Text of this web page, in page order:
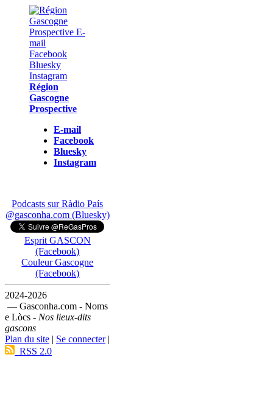
Région
Gascogne
Prospective
E-mail
Facebook
Bluesky
Instagram
Podcasts sur Ràdio País
@gasconha.com (Bluesky)
Esprit GASCON
(Facebook)
Couleur Gascogne
(Facebook)
2024-2026
— Gasconha.com - Noms
e Lòcs - Nos lieux-dits
gascons
Plan du site | Se connecter|
RSS 2.0